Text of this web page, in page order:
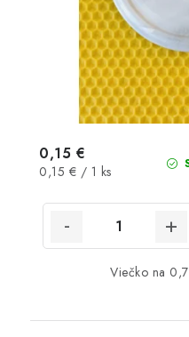
0,15 €
Jednotková
0,15 € / 1 ks
Viečko na